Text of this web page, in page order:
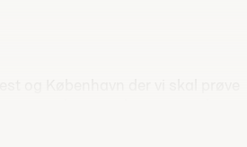
og København der vi skal prøve
god mat og kjenne at vi lever.